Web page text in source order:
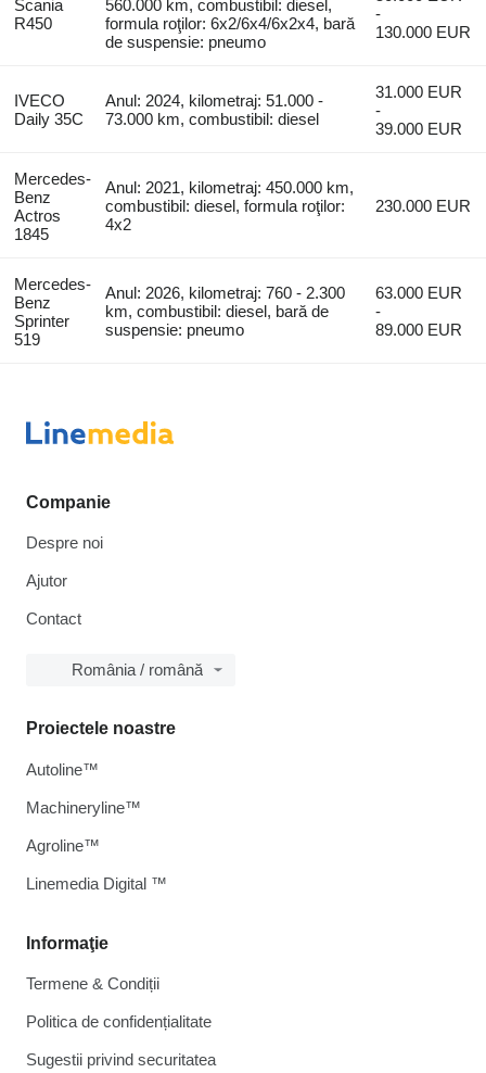
Scania
R450
560.000 km, combustibil: diesel,
formula roţilor: 6x2/6x4/6x2x4, bară
de suspensie: pneumo
-
130.000 EUR
IVECO
Daily 35C
Anul: 2024, kilometraj: 51.000 -
73.000 km, combustibil: diesel
31.000 EUR
-
39.000 EUR
Mercedes-
Benz
Actros
1845
Anul: 2021, kilometraj: 450.000 km,
combustibil: diesel, formula roţilor:
4x2
230.000 EUR
Mercedes-
Benz
Sprinter
519
Anul: 2026, kilometraj: 760 - 2.300
km, combustibil: diesel, bară de
suspensie: pneumo
63.000 EUR
-
89.000 EUR
Companie
Despre noi
Ajutor
Contact
România / română
Informaţie
Termene & Condiții
Politica de confidențialitate
Sugestii privind securitatea
Proiectele noastre
Autoline™
Machineryline™
Agroline™
Linemedia Digital ™